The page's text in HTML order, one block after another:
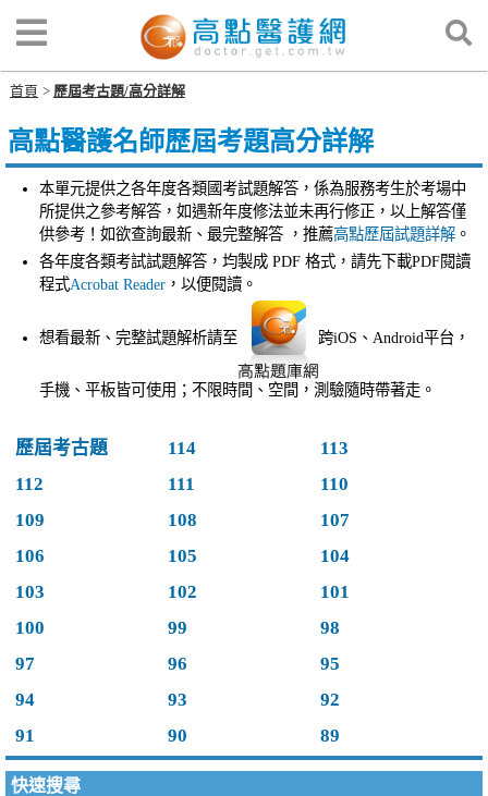
首頁 歷屆考古題/高分詳解
高點醫護名師歷屆考題高分詳解
本單元提供之各年度各類國考試題解答，係為服務考生於考場中
所提供之參考解答，如遇新年度修法並未再行修正，以上解答僅
供參考！如欲查詢最新、最完整解答 ，推薦高點歷屆試題詳解。
各年度各類考試試題解答，均製成 PDF 格式，請先下載PDF閱讀
程式Acrobat Reader，以便閱讀。
想看最新、完整試題解析請至 跨iOS、Android平台，
手機、平板皆可使用；不限時間、空間，測驗隨時帶著走。
歷屆考古題 114
113
112
111
110
109
108
107
106
105
104
103
102
101
100
99
98
97
96
95
94
93
92
91
90 89
快速搜尋